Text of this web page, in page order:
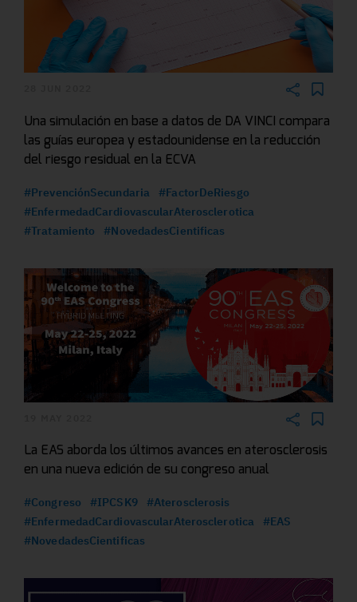
Una simulación en base a datos de DA VINCI compara
las guías europea y estadounidense en la reducción
del riesgo residual en la ECVA
#PrevenciónSecundaria
#FactorDeRiesgo
#EnfermedadCardiovascularAterosclerotica
#Tratamiento
#NovedadesCientificas
La EAS aborda los últimos avances en aterosclerosis
en una nueva edición de su congreso anual
#Congreso #IPCSK9
#Aterosclerosis
#EnfermedadCardiovascularAterosclerotica
#EAS
#NovedadesCientificas